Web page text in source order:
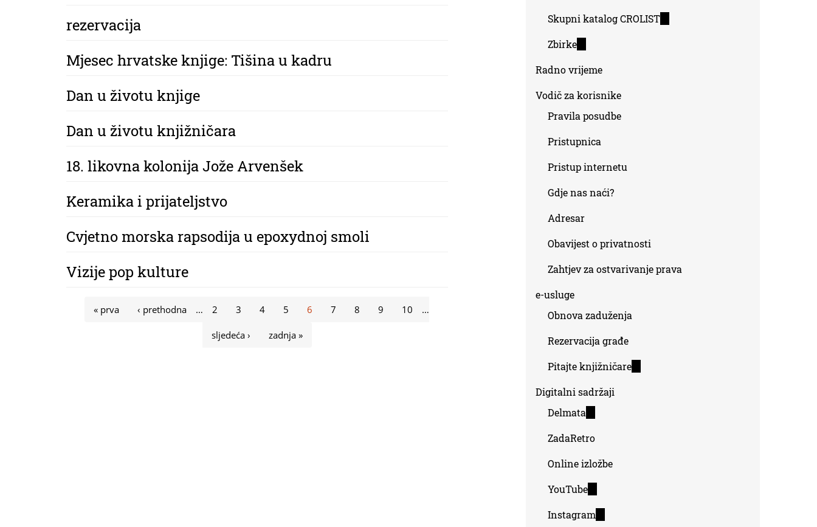
rezervacija
Mjesec hrvatske knjige: Tišina u kadru
Dan u životu knjige
Dan u životu knjižničara
18. likovna kolonija Jože Arvenšek
Keramika i prijateljstvo
Cvjetno morska rapsodija u epoxydnoj smoli
Vizije pop kulture
Stranice
« prva ‹ prethodna … 2 3 4 5 6 7 8 9 10 …
sljedeća › zadnja »
Skupni katalog CROLIST(link
Zbirke(link
external)
Radno vrijeme
Vodič za korisnike
Pravila posudbe
Pristupnica
Pristup internetu
Gdje nas naći?
Adresar
Obavijest o privatnosti
Zahtjev za ostvarivanje prava
e-usluge
Obnova zaduženja
Rezervacija građe
Pitajte knjižničare(link
Digitalni sadržaji
Delmata
external)
ZadaRetro
Online izložbe
YouTube(link
external)
Instagram(link